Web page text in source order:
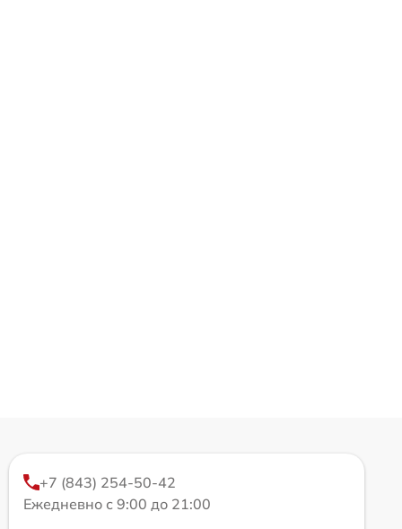
+7 (843) 254-50-42
Ежедневно с 9:00 до 21:00